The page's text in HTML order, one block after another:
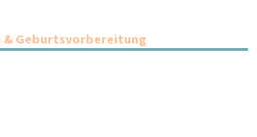
& Geburtsvorbereitung